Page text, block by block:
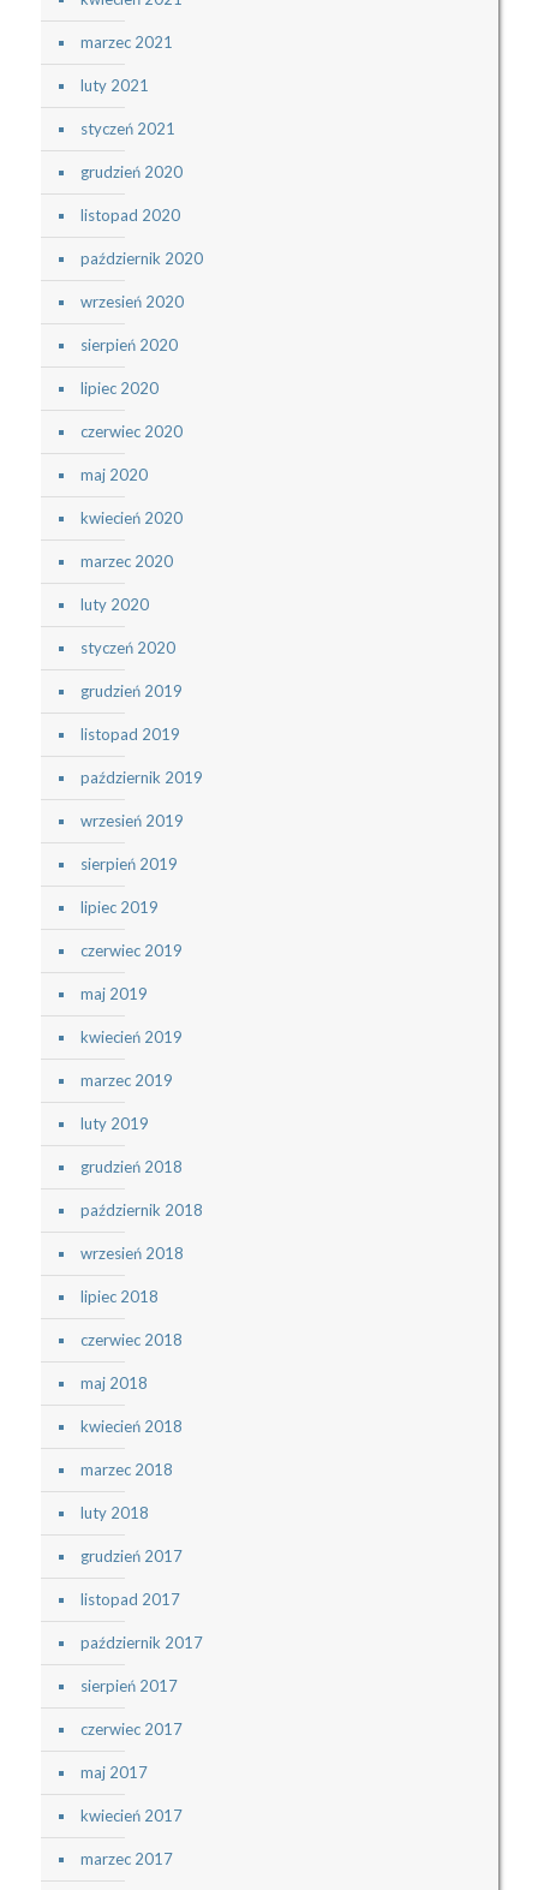
marzec 2021
luty 2021
styczeń 2021
grudzień 2020
listopad 2020
październik 2020
wrzesień 2020
sierpień 2020
lipiec 2020
czerwiec 2020
maj 2020
kwiecień 2020
marzec 2020
luty 2020
styczeń 2020
grudzień 2019
listopad 2019
październik 2019
wrzesień 2019
sierpień 2019
lipiec 2019
czerwiec 2019
maj 2019
kwiecień 2019
marzec 2019
luty 2019
grudzień 2018
październik 2018
wrzesień 2018
lipiec 2018
czerwiec 2018
maj 2018
kwiecień 2018
marzec 2018
luty 2018
grudzień 2017
listopad 2017
październik 2017
sierpień 2017
czerwiec 2017
maj 2017
kwiecień 2017
marzec 2017